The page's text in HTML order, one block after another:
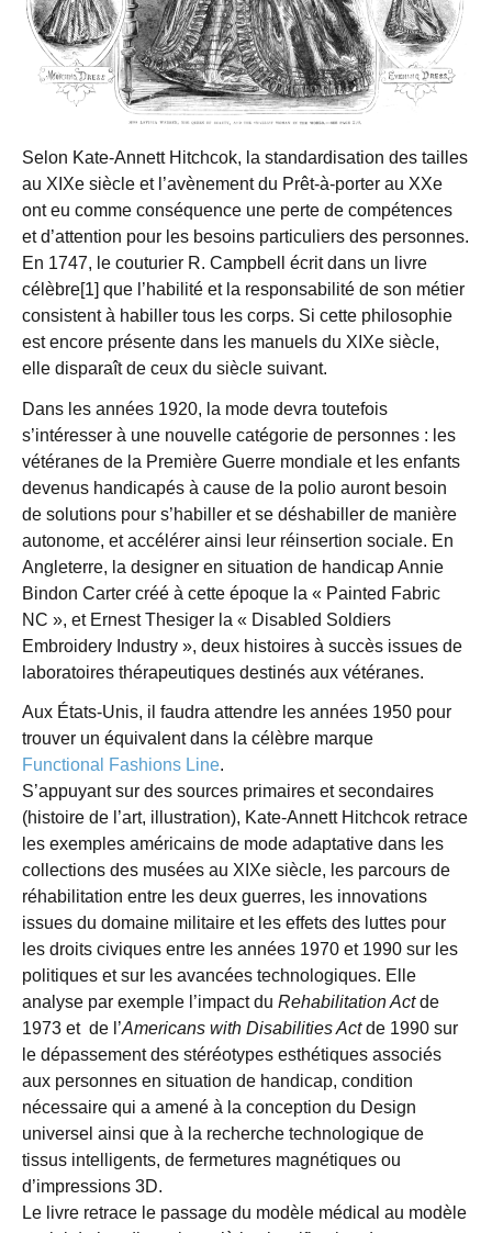
Selon Kate-Annett Hitchcok, la standardisation des tailles
au XIXe siècle et l’avènement du Prêt-à-porter au XXe
ont eu comme conséquence une perte de compétences
et d’attention pour les besoins particuliers des personnes.
En 1747, le couturier R. Campbell écrit dans un livre
célèbre[1] que l’habilité et la responsabilité de son métier
consistent à habiller tous les corps. Si cette philosophie
est encore présente dans les manuels du XIXe siècle,
elle disparaît de ceux du siècle suivant.
Dans les années 1920, la mode devra toutefois
s’intéresser à une nouvelle catégorie de personnes : les
vétéranes de la Première Guerre mondiale et les enfants
devenus handicapés à cause de la polio auront besoin
de solutions pour s’habiller et se déshabiller de manière
autonome, et accélérer ainsi leur réinsertion sociale. En
Angleterre, la designer en situation de handicap Annie
Bindon Carter créé à cette époque la « Painted Fabric
NC », et Ernest Thesiger la « Disabled Soldiers
Embroidery Industry », deux histoires à succès issues de
laboratoires thérapeutiques destinés aux vétéranes.
Aux États-Unis, il faudra attendre les années 1950 pour
trouver un équivalent dans la célèbre marque
Functional Fashions Line.
S’appuyant sur des sources primaires et secondaires
(histoire de l’art, illustration), Kate-Annett Hitchcok retrace
les exemples américains de mode adaptative dans les
collections des musées au XIXe siècle, les parcours de
réhabilitation entre les deux guerres, les innovations
issues du domaine militaire et les effets des luttes pour
les droits civiques entre les années 1970 et 1990 sur les
politiques et sur les avancées technologiques. Elle
analyse par exemple l’impact du Rehabilitation Actde
1973 et de l’Americans with Disabilities Actde 1990 sur
le dépassement des stéréotypes esthétiques associés
aux personnes en situation de handicap, condition
nécessaire qui a amené à la conception du Design
universel ainsi que à la recherche technologique de
tissus intelligents, de fermetures magnétiques ou
d’impressions 3D.
Le livre retrace le passage du modèle médical au modèle